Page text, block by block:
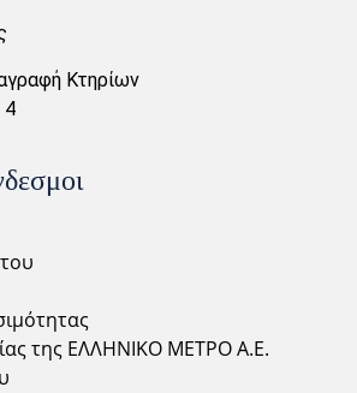
Κτηρίων
4
της ΕΛΛΗΝΙΚΟ ΜΕΤΡΟ Α.Ε.